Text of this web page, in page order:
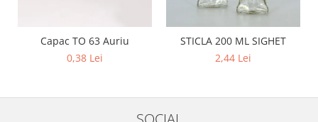
Capac TO 63 Auriu
0,38 Lei
STICLA 200 ML SIGHET
2,44 Lei